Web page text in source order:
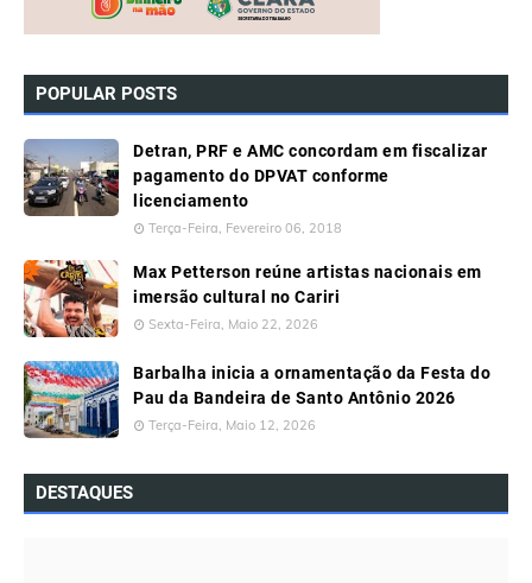
POPULAR POSTS
Detran, PRF e AMC concordam em fiscalizar
pagamento do DPVAT conforme
licenciamento
Terça-Feira, Fevereiro 06, 2018
Max Petterson reúne artistas nacionais em
imersão cultural no Cariri
Sexta-Feira, Maio 22, 2026
Barbalha inicia a ornamentação da Festa do
Pau da Bandeira de Santo Antônio 2026
Terça-Feira, Maio 12, 2026
DESTAQUES